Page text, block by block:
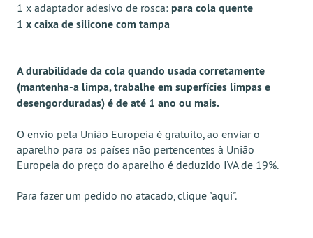
1 x adaptador adesivo de rosca: para cola quente
1 x caixa de silicone com tampa
A durabilidade da cola quando usada corretamente
(mantenha-a limpa, trabalhe em superfícies limpas e
desengorduradas) é de até 1 ano ou mais.
O envio pela União Europeia é gratuito, ao enviar o
aparelho para os países não pertencentes à União
Europeia do preço do aparelho é deduzido IVA de 19%.
Para fazer um pedido no atacado, clique "aqui".